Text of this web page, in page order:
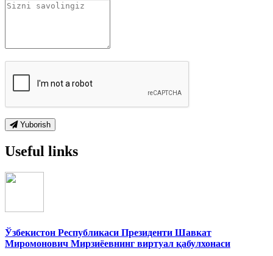
Yuborish
Useful links
Ўзбекистон Республикаси Президенти Шавкат
Миромонович Мирзиёевнинг виртуал қабулхонаси